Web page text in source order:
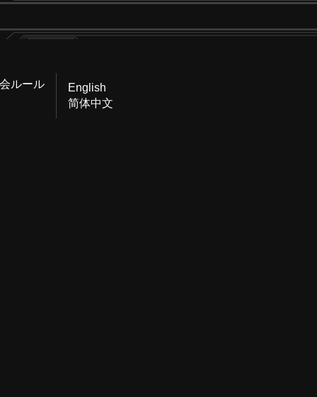
ルール
English
简体中文